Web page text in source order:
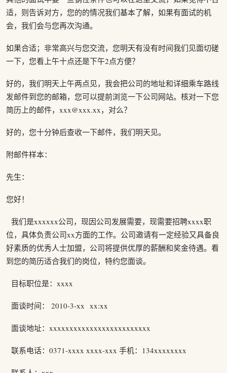
适，则告诉对方，您的的情况我们基本了解，如果有面试的机
会，我们会与您再次沟通。
如果合适；非常高兴与您交流，您明天有没有时间我们见面切磋
一下，您看上午十点还是下午2点方便？
好的，我们明天上午两点见，我会把公司的地址和详细乘车路线
发邮件到您的邮箱，您可以提前浏览一下公司网站。核对一下您
简历上的邮件，xxx@xxx.xx，对么？
好的，您十分钟后查收一下邮件，我们明天见。
附邮件样本：
先生：
您好！
我们是xxxxxx公司，现因公司发展需要，现需要招聘xxxx职
位，具体负责公司xx方面的工作。公司邀请有一定经验又具备良
好素质的优秀人士加盟，公司将提供优厚的薪酬和奖金待遇。看
到您的简历适合我们的岗位，特约您面谈。
目标职位是：xxxx
面谈时间： 2010-3-xx xx:xx
面谈地址：xxxxxxxxxxxxxxxxxxxxxxxxx
联系电话：0371-xxxx xxxx-xxx 手机：134xxxxxxxx